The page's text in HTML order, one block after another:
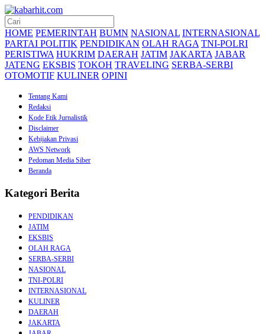
HOME PEMERINTAH BUMN NASIONAL INTERNASIONAL
PARTAI POLITIK PENDIDIKAN OLAH RAGA TNI-POLRI
PERISTIWA HUKRIM DAERAH JATIM JAKARTA JABAR
JATENG EKSBIS TOKOH TRAVELING SERBA-SERBI
OTOMOTIF KULINER OPINI
Tentang Kami
Redaksi
Kode Etik Jurnalistik
Disclaimer
Kebijakan Privasi
AWS Network
Pedoman Media Siber
Beranda
Kategori Berita
PENDIDIKAN
JATIM
EKSBIS
OLAH RAGA
SERBA-SERBI
NASIONAL
TNI-POLRI
INTERNASIONAL
KULINER
DAERAH
JAKARTA